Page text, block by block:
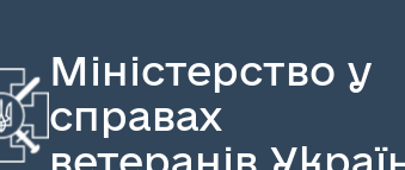
Міністерство у
справах
ветеранів